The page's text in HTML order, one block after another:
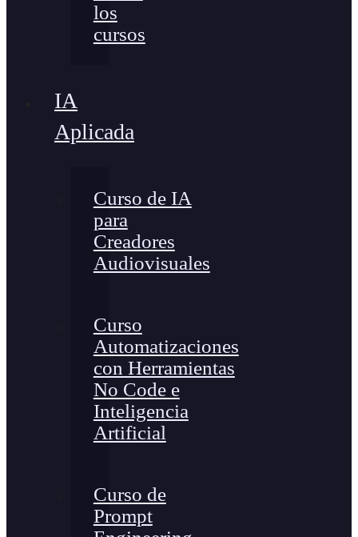
los
cursos
IA
Aplicada
Curso de IA
para
Creadores
Audiovisuales
Curso
Automatizaciones
con Herramientas
No Code e
Inteligencia
Artificial
Curso de
Prompt